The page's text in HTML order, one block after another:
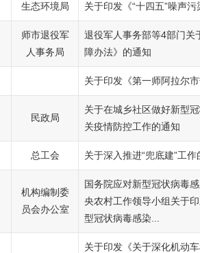
生态环境局 关于印发《“十四五”噪声
师市退役军
人事务局
退役军人事务部等4部门关
障办法》的通知
关于印发《第一师阿拉尔
民政局
关于在城乡社区做好新型
关疫情防控工作的通知
总工会 关于深入推进“兜底建”工
机构编制委
员会办公室
国务院应对新型冠状病毒
央农村工作领导小组关于
型冠状病毒感染...
关于印发《关于深化机动